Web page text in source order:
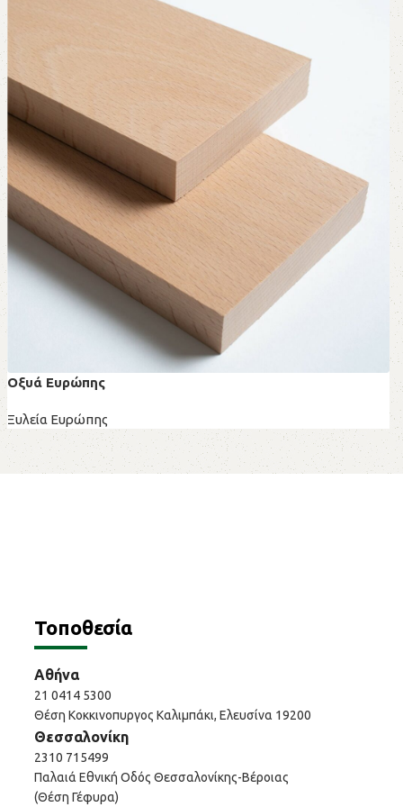
Οξυά Ευρώπης
Ξυλεία Ευρώπης
Τοποθεσία
Αθήνα
21 0414 5300
Θέση Κοκκινοπυργος Καλιμπάκι, Ελευσίνα 19200
Θεσσαλονίκη
2310 715499
Παλαιά Εθνική Οδός Θεσσαλονίκης-Βέροιας
(Θέση Γέφυρα)